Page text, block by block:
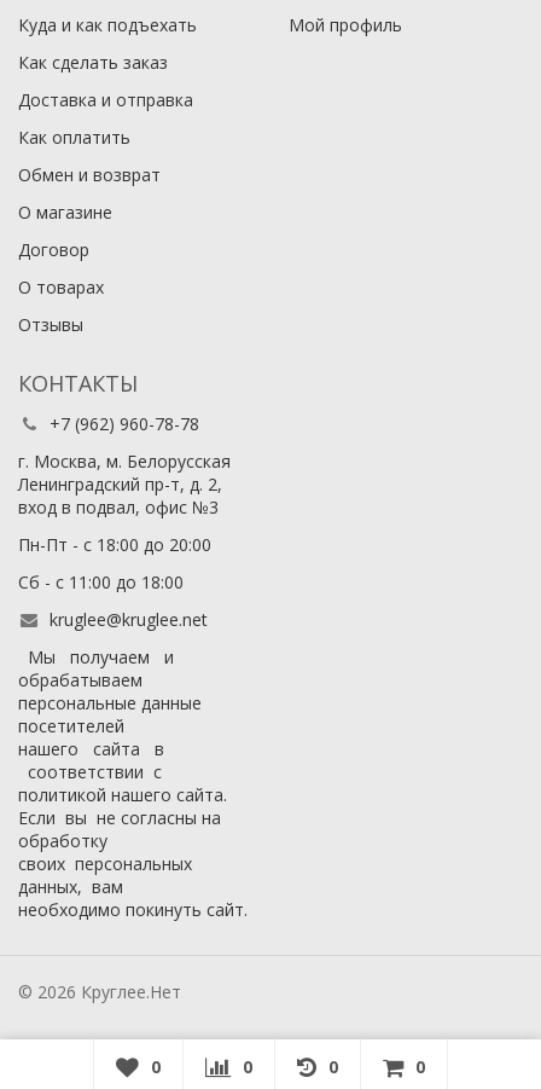
Куда и как подъехать
Как сделать заказ
Доставка и отправка
Как оплатить
Обмен и возврат
О магазине
Договор
О товарах
Отзывы
Мой профиль
КОНТАКТЫ
+7 (962) 960-78-78
г. Москва, м. Белорусская
Ленинградский пр-т, д. 2,
вход в подвал, офис №3
Пн-Пт - с 18:00 до 20:00
Сб - с 11:00 до 18:00
kruglee@kruglee.net
Мы получаем и
обрабатываем
персональные данные
посетителей
нашего сайта в
соответствии с
политикой нашего сайта.
Если вы не согласны на
обработку
своих персональных
данных, вам
необходимо покинуть сайт.
© 2026 Круглее.Нет
0 0 0 0